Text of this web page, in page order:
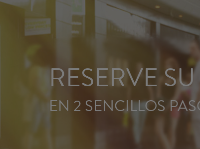
RESERVE
EN 2 SENCILLOS